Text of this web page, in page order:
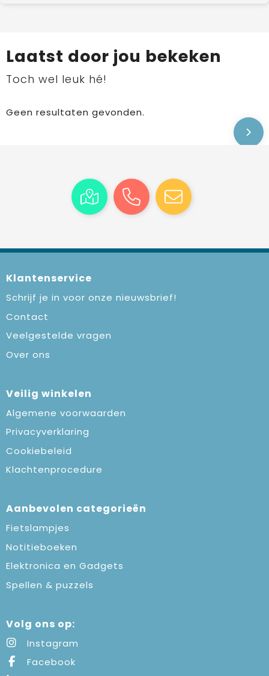
Laatst door jou bekeken
Toch wel leuk hé!
Geen resultaten gevonden.
Klantenservice
Schrijf je in voor onze nieuwsbrief!
Contact
Veelgestelde vragen
Over ons
Veilig winkelen
Algemene voorwaarden
Privacyverklaring
Cookiebeleid
Klachtenprocedure
Aanbevolen categorieën
Fietslampjes
Notitieboeken
Elektronica en Gadgets
Spellen & puzzels
Volg ons op:
Instagram
Facebook